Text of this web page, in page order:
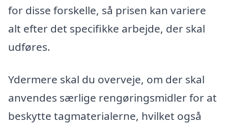
for disse forskelle, så prisen kan variere
alt efter det specifikke arbejde, der skal
udføres.
Ydermere skal du overveje, om der skal
anvendes særlige rengøringsmidler for at
beskytte tagmaterialerne, hvilket også